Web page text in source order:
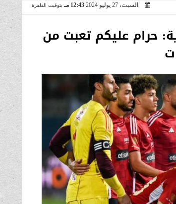
السبت، 27 يوليو 2024 12:43 مـ بتوقيت القاهرة
حرام عليكم تعبت من